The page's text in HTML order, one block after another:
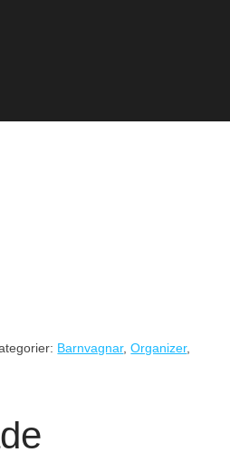
Barnvagnar,Organizer,